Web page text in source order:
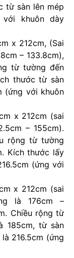
từ sàn lên mép
khuôn dày
x 212cm, (Sai
– 133.8cm),
từ tường đến
thước từ sàn
(ứng với khuôn
x 212cm (sai
– 155cm).
rộng từ tường
Kích thước lấy
(ứng với
x 212cm (sai
là 176cm –
Chiều rộng từ
185cm, từ sàn
216.5cm (ứng